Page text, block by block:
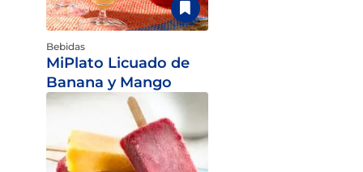
Bebidas
MiPlato Licuado de
Banana y Mango